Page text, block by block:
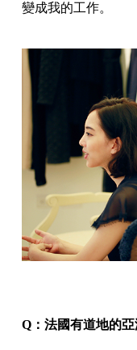
變成我的工作。
Q：法國有道地的